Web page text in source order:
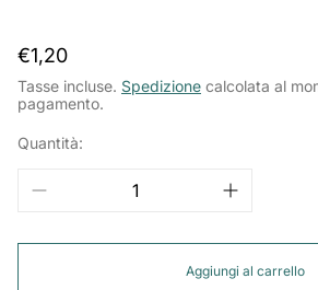
Prezzo
normale
€1,20
Tasse incluse. Spedizione calcolata al
pagamento.
Quantità:
Aggiungi al carrello